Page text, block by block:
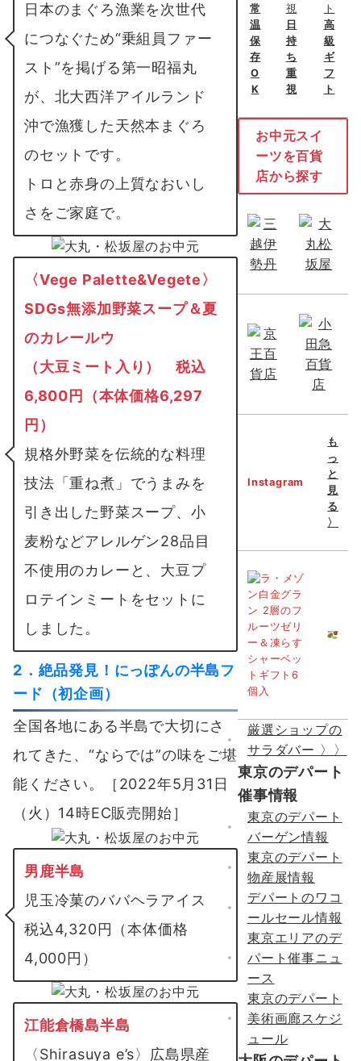
日本のまぐろ漁業を次世代
につなぐため“乗組員ファー
スト”を掲げる第一昭福丸
が、北大西洋アイルランド
沖で漁獲した天然本まぐろ
のセットです。
トロと赤身の上質なおいし
さをご家庭で。
〈Vege Palette&Vegete〉
SDGs無添加野菜スープ＆夏
のカレールウ
（大豆ミート入り） 税込
6,800円（本体価格6,297
円）
規格外野菜を伝統的な料理
技法「重ね煮」でうまみを
引き出した野菜スープ、小
麦粉などアレルゲン28品目
不使用のカレーと、大豆プ
ロテインミートをセットに
しました。
2．絶品発見！にっぽんの半島フ
ード（初企画）
全国各地にある半島で大切にさ
れてきた、“ならでは”の味をご堪
能ください。［2022年5月31日
（火）14時EC販売開始］
男鹿半島
児玉冷菓のババヘラアイス
税込4,320円（本体価格
4,000円）
江能倉橋島半島
〈Shirasuya e’s〉広島県産
常
温
保
存
O
K
日
持
ち
重
視
高
級
ギ
フ
ト
お中元スイ
ーツを百貨
店から探す
Instagram
も
っ
と
見
る
〉
厳選ショップの
サラダバー 〉〉
東京のデパート
催事情報
東京のデパート
バーゲン情報
東京のデパート
物産展情報
デパートのワコ
ールセール情報
東京エリアのデ
パート催事ニュ
ース
東京のデパート
美術画廊スケジ
ュール